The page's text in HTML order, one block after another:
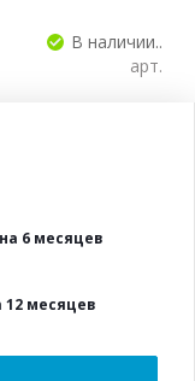
В наличии..
арт.
6 месяцев
12 месяцев